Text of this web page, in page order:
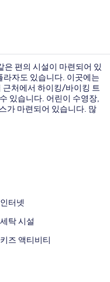
은 편의 시설이 마련되어 있
라자도 있습니다. 이곳에는
처에서 하이킹/바이킹 트
있습니다. 어린이 수영장,
가 마련되어 있습니다. 많
인터넷
세탁 시설
키즈 액티비티